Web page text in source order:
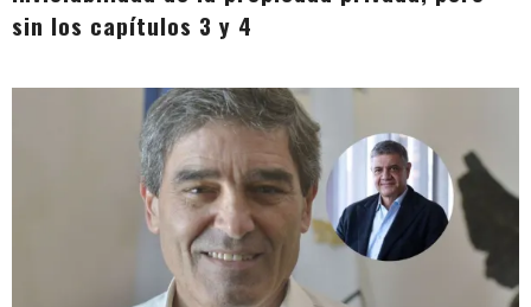
sin los capítulos 3 y 4